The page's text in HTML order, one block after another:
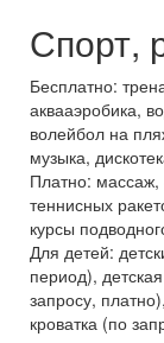
Спорт,
Бесплатно:
аквааэробика,
волейбол на
музыка,
Платно: массаж,
теннисных
курсы
Для детей:
период),
запросу,
кроватка (по